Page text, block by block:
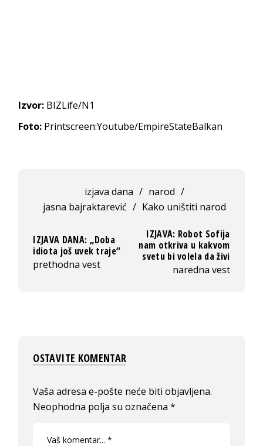
Izvor: BIZLife/N1
Foto: Printscreen:Youtube/EmpireStateBalkan
izjava dana / narod /
jasna bajraktarević / Kako uništiti narod
IZJAVA DANA: „Doba
idiota još uvek traje“
prethodna vest
IZJAVA: Robot Sofija
nam otkriva u kakvom
svetu bi volela da živi
naredna vest
OSTAVITE KOMENTAR
Vaša adresa e-pošte neće biti objavljena.
Neophodna polja su označena*